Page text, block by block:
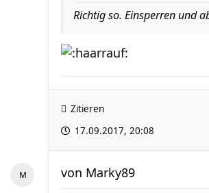
Richtig so. Einsperren und
Zitieren
17.09.2017, 20:08
von Marky89